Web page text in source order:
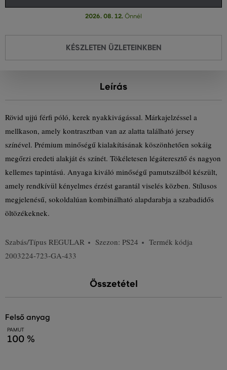
2026. 08. 12. Önnél
KÉSZLETEN ÜZLETEINKBEN
Leírás
Rövid ujjú férfi póló, kerek nyakkivágással. Márkajelzéssel a
mellkason, amely kontrasztban van az alatta található jersey
színével. Prémium minőségű kialakításának köszönhetően sokáig
megőrzi eredeti alakját és színét. Tökéletesen légáteresztő és nagyon
kellemes tapintású. Anyaga kiváló minőségű pamutszálból készült,
amely rendkívül kényelmes érzést garantál viselés közben. Stílusos
megjelenésű, sokoldalúan kombinálható alapdarabja a szabadidős
öltözékeknek.
Szabás/Típus REGULAR Szezon: PS24
Termék kódja
2003224-723-GA-433
Összetétel
felső anyag
PAMUT
100 %